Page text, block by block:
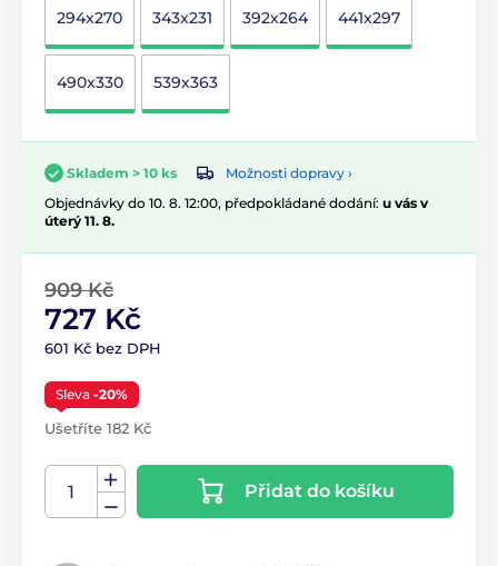
294x270 343x231 392x264 441x297
490x330 539x363
Skladem > 10 ks
Možnosti dopravy ›
Objednávky do 10. 8. 12:00, předpokládané dodání: u vás v
úterý 11. 8.
909 Kč
727 Kč
601 Kč bez DPH
Sleva -20%
Ušetříte 182 Kč
Přidat do košíku